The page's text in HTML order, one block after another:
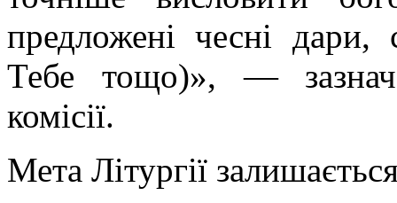
предложені чесні дари,
Тебе тощо)», —
комісії.
Мета Літургії